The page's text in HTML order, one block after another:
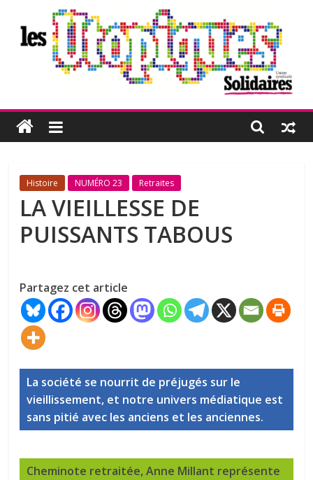
contenu
Les
Utopiques
Revue
réflexion
éditée
par
syndicale
Solidaires
Histoire NUMÉRO 23 Retraites
LA VIEILLESSE DE
PUISSANTS TABOUS
Partagez cet article
La société se nourrit de préjugés sur le
vieillissement, et notre univers médiatique est
sans pitié avec les anciens et les anciennes.
Cheminote retraitée, Anne Millant représente